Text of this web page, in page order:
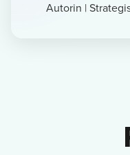
Autorin |